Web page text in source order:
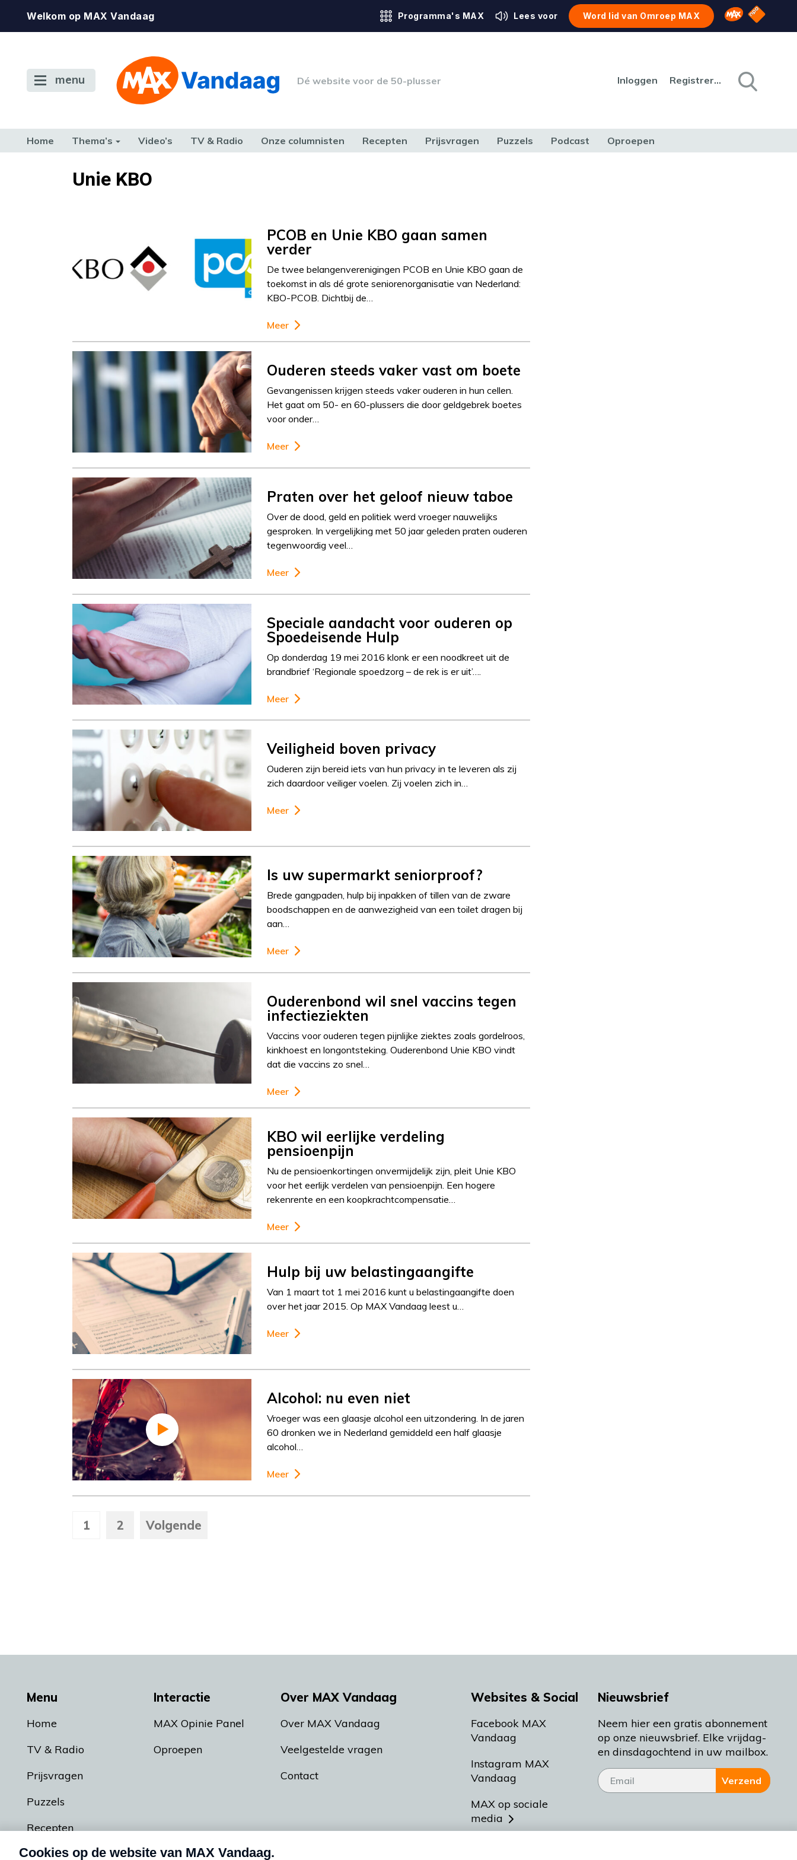
Welkom op MAX Vandaag Programma's MAX Lees voor Word lid van Omroep MAX Omroep MAX
NPO
menu Dé website voor de 50-plusser Inloggen Registreren
Home Thema’s Video’s TV & Radio Onze columnisten Recepten Prijsvragen Puzzels Podcast Oproepen
TERUG NAAR TOENUnie KBO
PCOB en Unie KBO gaan samen
verder
De twee belangenverenigingen PCOB en Unie KBO gaan de
toekomst in als dé grote seniorenorganisatie van Nederland:
KBO-PCOB. Dichtbij de…
Meer
Ouderen steeds vaker vast om boete
Gevangenissen krijgen steeds vaker ouderen in hun cellen.
Het gaat om 50- en 60-plussers die door geldgebrek boetes
voor onder…
Meer
Praten over het geloof nieuw taboe
Over de dood, geld en politiek werd vroeger nauwelijks
gesproken. In vergelijking met 50 jaar geleden praten ouderen
tegenwoordig veel…
Meer
Speciale aandacht voor ouderen op
Spoedeisende Hulp
Op donderdag 19 mei 2016 klonk er een noodkreet uit de
brandbrief ‘Regionale spoedzorg – de rek is er uit’….
Meer
Veiligheid boven privacy
Ouderen zijn bereid iets van hun privacy in te leveren als zij
zich daardoor veiliger voelen. Zij voelen zich in…
Meer
Is uw supermarkt seniorproof?
Brede gangpaden, hulp bij inpakken of tillen van de zware
boodschappen en de aanwezigheid van een toilet dragen bij
aan…
Meer
Ouderenbond wil snel vaccins tegen
infectieziekten
Vaccins voor ouderen tegen pijnlijke ziektes zoals gordelroos,
kinkhoest en longontsteking. Ouderenbond Unie KBO vindt
dat die vaccins zo snel…
Meer
KBO wil eerlijke verdeling
pensioenpijn
Nu de pensioenkortingen onvermijdelijk zijn, pleit Unie KBO
voor het eerlijk verdelen van pensioenpijn. Een hogere
rekenrente en een koopkrachtcompensatie…
Meer
Hulp bij uw belastingaangifte
Van 1 maart tot 1 mei 2016 kunt u belastingaangifte doen
over het jaar 2015. Op MAX Vandaag leest u…
Meer
Alcohol: nu even niet
Vroeger was een glaasje alcohol een uitzondering. In de jaren
60 dronken we in Nederland gemiddeld een half glaasje
alcohol…
Meer
1 2 Volgende
Menu
Home
TV & Radio
Prijsvragen
Puzzels
Recepten
Podcasts
Interactie
MAX Opinie Panel
Oproepen
Over MAX Vandaag
Over MAX Vandaag
Veelgestelde vragen
Contact
Websites & Social
Facebook MAX
Vandaag
Instagram MAX
Vandaag
MAX op sociale
media
Nieuwsbrief
Neem hier een gratis abonnement
op onze nieuwsbrief. Elke vrijdag-
en dinsdagochtend in uw mailbox.
Verzend